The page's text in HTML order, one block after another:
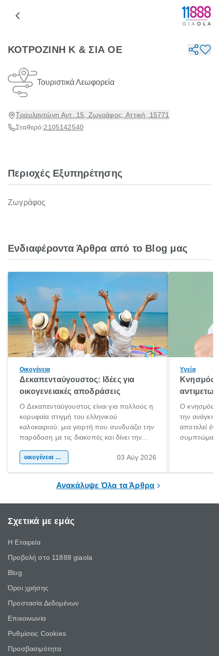
ΚΟΤΡΟΖΙΝΗ Κ & ΣΙΑ ΟΕ
Τουριστικά Λεωφορεία
Τραυλαντώνη Αντ. 15, Ζωγράφος, Αττική, 15771
Σταθερό:2105142540
Περιοχές Εξυπηρέτησης
Ζωγράφος
Ενδιαφέροντα Άρθρα από το Blog μας
Οικογένεια
Δεκαπενταύγουστος: Ιδέες για
οικογενειακές αποδράσεις
Ο Δεκαπενταύγουστος είναι για πολλούς η
κορυφαία στιγμή του ελληνικού
καλοκαιριού: μια γιορτή που συνδυάζει την
παράδοση με τις διακοπές και δίνει την
χώρας. Είτε πρόκειται για λίγες μέρες
οικογένεια & παιδί 03 Αύγ 2026
Υγεία
Κνησμός:
Ο κνησμός
την ανάγκη
αποτελεί
Ανακάλυψε Όλα τα Άρθρα
Σχετικά με εμάς
Η Εταιρεία
Προβολή στο 11888 giaola
Blog
Όροι χρήσης
Προστασία Δεδομένων
Επικοινωνία
Ρυθμίσεις Cookies
Προσβασιμότητα